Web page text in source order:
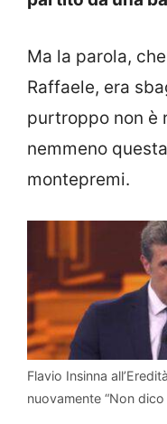
Ma la parola,
Raffaele, era
purtroppo non è
nemmeno
montepremi.
Flavio Insinna
nuovamente “Non dico